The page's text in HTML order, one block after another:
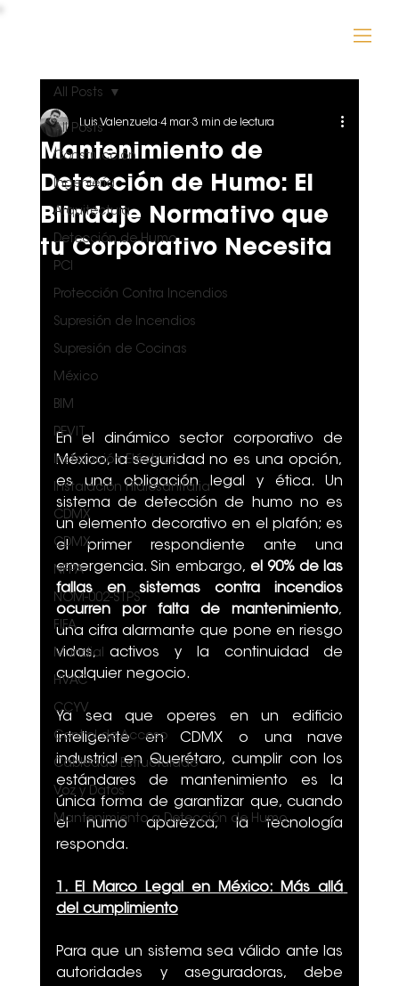
All Posts
Construcción
Ingeniería
Arquitectura
Detección de Humo
PCI
Protección Contra Incendios
Supresión de Incendios
Supresión de Cocinas
México
BIM
REVIT
Instalación Eléctrica
Instalación Hidrosanitaria
CDMX
CDMX
NFPA
NOM-002-STPS
FIFA
Mundial
HVAC
CCYV
Control de Acceso
Cableado Estructurado
Voz y Datos
Mantenimiento a Detección de Humo
All Posts
Mantenimiento de
Detección de Humo: El
Blindaje Normativo que
tu Corporativo Necesita
Luis Valenzuela 4 mar 3 min de lectura
En el dinámico sector corporativo de
México, la seguridad no es una opción,
es una obligación legal y ética. Un
sistema de detección de humo no es
un elemento decorativo en el plafón; es
el primer respondiente ante una
emergencia. Sin embargo, el 90% de las
fallas en sistemas contra incendios
ocurren por falta de mantenimiento,
una cifra alarmante que pone en riesgo
vidas, activos y la continuidad de
cualquier negocio.
Ya sea que operes en un edificio
inteligente en CDMX o una nave
industrial en Querétaro, cumplir con los
estándares de mantenimiento es la
única forma de garantizar que, cuando
el humo aparezca, la tecnología
responda.
1. El Marco Legal en México: Más allá
del cumplimiento
Para que un sistema sea válido ante las
autoridades y aseguradoras, debe